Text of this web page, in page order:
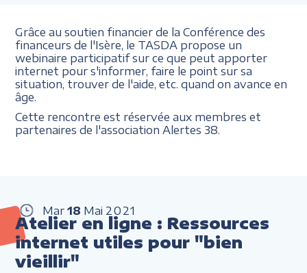
Grâce au soutien financier de la Conférence des
financeurs de l'Isère, le TASDA propose un
webinaire participatif sur ce que peut apporter
internet pour s'informer, faire le point sur sa
situation, trouver de l'aide, etc. quand on avance en
âge.
Cette rencontre est réservée aux membres et
partenaires de l'association Alertes 38.
Mar 18 Mai 2021
Atelier en ligne : Ressources
internet utiles pour "bien
vieillir"